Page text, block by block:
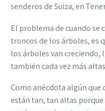
senderos de Suiza, en
El problema de cuando se
troncos de los árboles, es
los árboles van creciendo,
también cada vez más
Como anécdota algún
están tan, tan altas porque